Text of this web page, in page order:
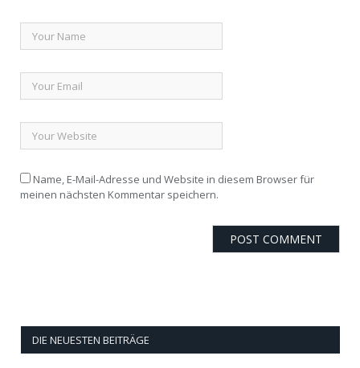
Name, E-Mail-Adresse und Website in diesem Browser für
meinen nächsten Kommentar speichern.
DIE NEUESTEN BEITRÄGE